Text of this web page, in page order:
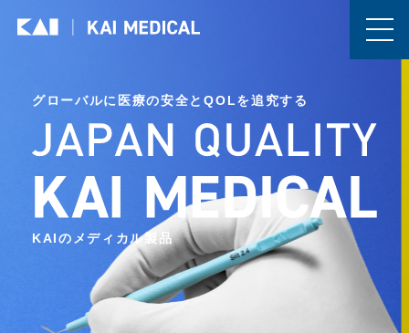
グローバルに医療の安全とQOLを追究する
KAIのメディカル製品